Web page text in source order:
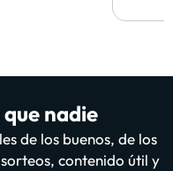
nadie
de los buenos, de los
contenido útil y